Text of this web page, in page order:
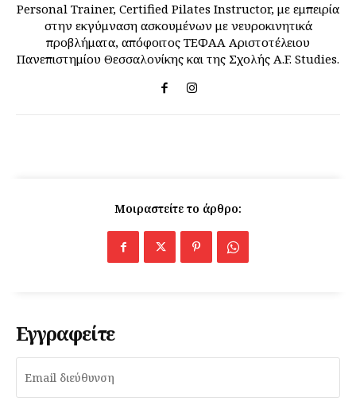
Personal Trainer, Certified Pilates Instructor, με εμπειρία
στην εκγύμναση ασκουμένων με νευροκινητικά
προβλήματα, απόφοιτος ΤΕΦΑΑ Αριστοτέλειου
Πανεπιστημίου Θεσσαλονίκης και της Σχολής A.F. Studies.
Μοιραστείτε το άρθρο:
Εγγραφείτε